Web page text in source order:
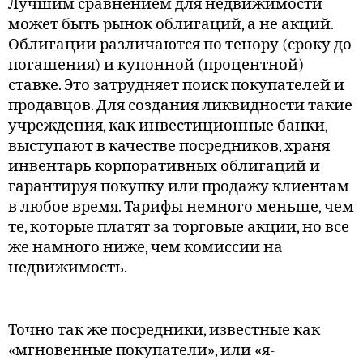
Лучшим сравнением для недвижимости
может быть рынок облигаций, а не акций.
Облигации различаются по тенору (сроку до
погашения) и купонной (процентной)
ставке. Это затрудняет поиск покупателей и
продавцов. Для создания ликвидности такие
учреждения, как инвестиционные банки,
выступают в качестве посредников, храня
инвентарь корпоративных облигаций и
гарантируя покупку или продажу клиентам
в любое время. Тарифы немного меньше, чем
те, которые платят за торговые акции, но все
же намного ниже, чем комиссии на
недвижимость.
Точно так же посредники, известные как
«мгновенные покупатели», или «я-